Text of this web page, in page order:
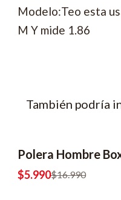
Modelo:Teo esta
M Y mide 1.86
También podría
-65% OFF
2x8990
Polera Hombre
$5.990$16.990